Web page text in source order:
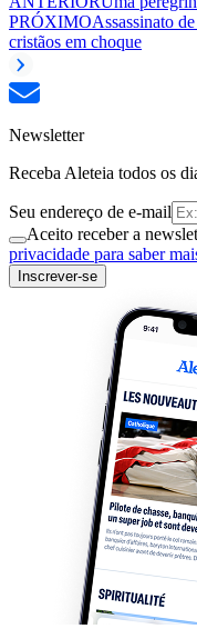
PRÓXIMOAssassinato
cristãos em choque
Newsletter
Receba Aleteia todos os
Seu endereço de e-mail
Aceito receber a
privacidade para saber
Inscrever-se